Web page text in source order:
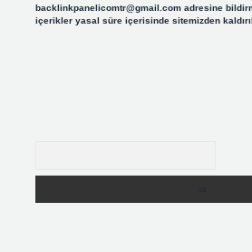
backlinkpanelicomtr@gmail.comadresine
içerikler yasal süre içerisinde sitemizden